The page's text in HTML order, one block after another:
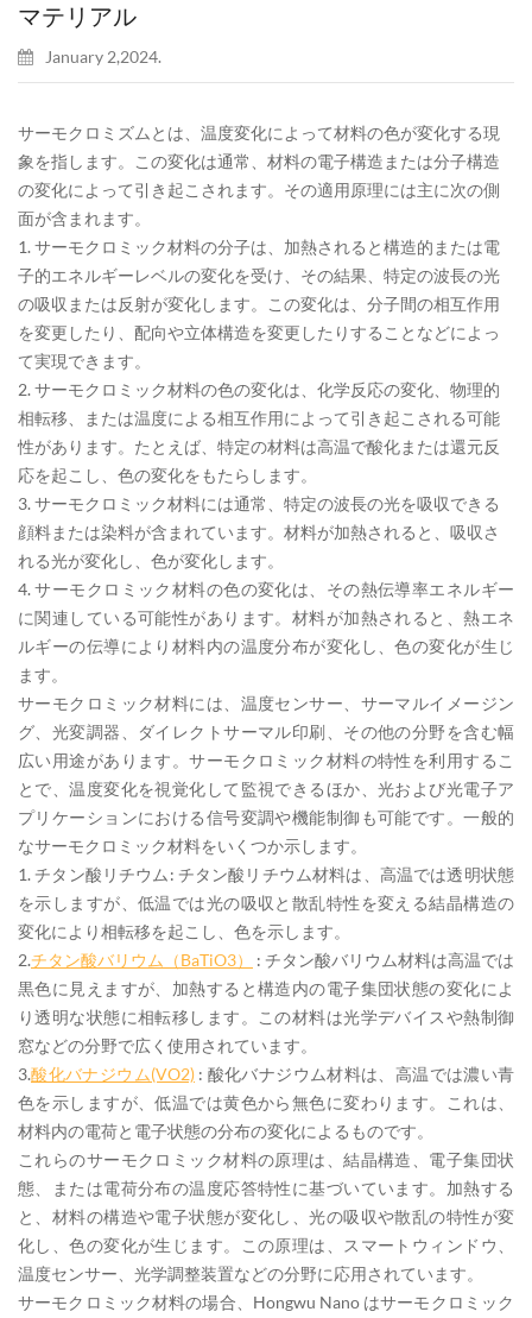
マテリアル
January 2,2024.
サーモクロミズムとは、温度変化によって材料の色が変化する現
象を指します。この変化は通常、材料の電子構造または分子構造
の変化によって引き起こされます。その適用原理には主に次の側
面が含まれます。
1. サーモクロミック材料の分子は、加熱されると構造的または電
子的エネルギーレベルの変化を受け、その結果、特定の波長の光
の吸収または反射が変化します。この変化は、分子間の相互作用
を変更したり、配向や立体構造を変更したりすることなどによっ
て実現できます。
2. サーモクロミック材料の色の変化は、化学反応の変化、物理的
相転移、または温度による相互作用によって引き起こされる可能
性があります。たとえば、特定の材料は高温で酸化または還元反
応を起こし、色の変化をもたらします。
3. サーモクロミック材料には通常、特定の波長の光を吸収できる
顔料または染料が含まれています。材料が加熱されると、吸収さ
れる光が変化し、色が変化します。
4. サーモクロミック材料の色の変化は、その熱伝導率エネルギー
に関連している可能性があります。材料が加熱されると、熱エネ
ルギーの伝導により材料内の温度分布が変化し、色の変化が生じ
ます。
サーモクロミック材料には、温度センサー、サーマルイメージン
グ、光変調器、ダイレクトサーマル印刷、その他の分野を含む幅
広い用途があります。サーモクロミック材料の特性を利用するこ
とで、温度変化を視覚化して監視できるほか、光および光電子ア
プリケーションにおける信号変調や機能制御も可能です。一般的
なサーモクロミック材料をいくつか示します。
1. チタン酸リチウム: チタン酸リチウム材料は、高温では透明状態
を示しますが、低温では光の吸収と散乱特性を変える結晶構造の
変化により相転移を起こし、色を示します。
2.チタン酸バリウム（BaTiO3）
: チタン酸バリウム材料は高温では
黒色に見えますが、加熱すると構造内の電子集団状態の変化によ
り透明な状態に相転移します。この材料は光学デバイスや熱制御
窓などの分野で広く使用されています。
3.酸化バナジウム(VO2): 酸化バナジウム材料は、高温では濃い青
色を示しますが、低温では黄色から無色に変わります。これは、
材料内の電荷と電子状態の分布の変化によるものです。
これらのサーモクロミック材料の原理は、結晶構造、電子集団状
態、または電荷分布の温度応答特性に基づいています。加熱する
と、材料の構造や電子状態が変化し、光の吸収や散乱の特性が変
化し、色の変化が生じます。この原理は、スマートウィンドウ、
温度センサー、光学調整装置などの分野に応用されています。
サーモクロミック材料の場合 、Hongwu Nano はサーモクロミック